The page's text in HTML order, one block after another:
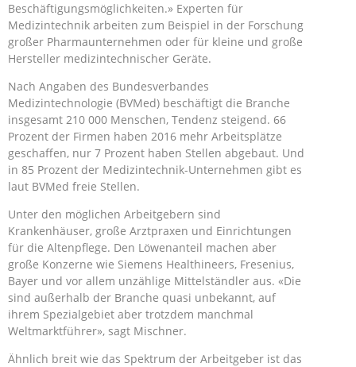
Beschäftigungsmöglichkeiten.» Experten für
Medizintechnik arbeiten zum Beispiel in der Forschung
großer Pharmaunternehmen oder für kleine und große
Hersteller medizintechnischer Geräte.
Nach Angaben des Bundesverbandes
Medizintechnologie (BVMed) beschäftigt die Branche
insgesamt 210 000 Menschen, Tendenz steigend. 66
Prozent der Firmen haben 2016 mehr Arbeitsplätze
geschaffen, nur 7 Prozent haben Stellen abgebaut. Und
in 85 Prozent der Medizintechnik-Unternehmen gibt es
laut BVMed freie Stellen.
Unter den möglichen Arbeitgebern sind
Krankenhäuser, große Arztpraxen und Einrichtungen
für die Altenpflege. Den Löwenanteil machen aber
große Konzerne wie Siemens Healthineers, Fresenius,
Bayer und vor allem unzählige Mittelständler aus. «Die
sind außerhalb der Branche quasi unbekannt, auf
ihrem Spezialgebiet aber trotzdem manchmal
Weltmarktführer», sagt Mischner.
Ähnlich breit wie das Spektrum der Arbeitgeber ist das